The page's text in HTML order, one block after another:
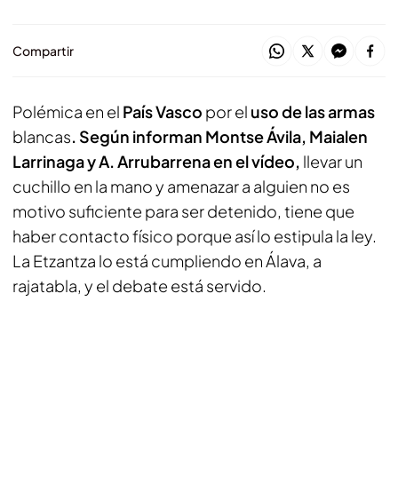
Compartir
Polémica en el País Vasco por el uso de las armas
blancas. Según informan Montse Ávila, Maialen
Larrinaga y A. Arrubarrena en el vídeo, llevar un
cuchillo en la mano y amenazar a alguien no es
motivo suficiente para ser detenido, tiene que
haber contacto físico porque así lo estipula la ley.
La Etzantza lo está cumpliendo en Álava, a
rajatabla, y el debate está servido.